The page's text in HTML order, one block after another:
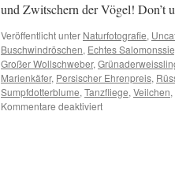
und Zwitschern der Vögel! Don’t
Veröffentlicht unter Naturfotografie,
Buschwindröschen, Echtes
Großer Wollschweber,
Marienkäfer, Persischer Ehrenpreis,
Sumpfdotterblume, Tanzfliege, Veilchen,
Kommentare deaktiviertfür